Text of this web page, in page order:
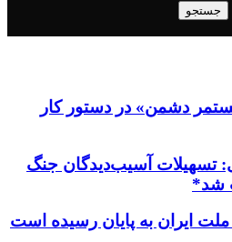
دشمن» در دستور کار
تسهیلات آسیب‌دیدگان جنگ
ایران به پایان رسیده است